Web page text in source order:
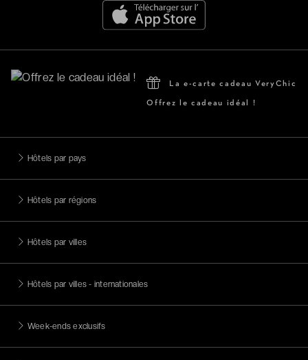
La e-carte cadeau VeryChic
Offrez le cadeau idéal !
Hôtels par pays
Hôtels par régions
Hôtels par villes
Hôtels par villes - internationales
Week-ends exclusifs